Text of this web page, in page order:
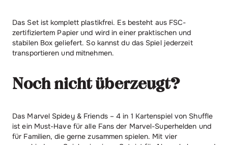
Das Set ist komplett plastikfrei. Es besteht aus FSC-
zertifiziertem Papier und wird in einer praktischen und
stabilen Box geliefert. So kannst du das Spiel jederzeit
transportieren und mitnehmen.
Noch nicht überzeugt?
Das Marvel Spidey & Friends – 4 in 1 Kartenspiel von Shuffle
ist ein Must-Have für alle Fans der Marvel-Superhelden und
für Familien, die gerne zusammen spielen. Mit vier